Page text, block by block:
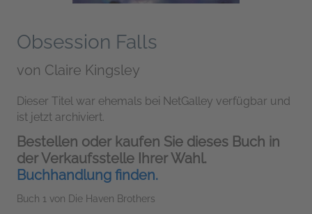
Obsession Falls
von Claire Kingsley
Dieser Titel war ehemals bei NetGalley verfügbar und
ist jetzt archiviert.
Bestellen oder kaufen Sie dieses Buch in
der Verkaufsstelle Ihrer Wahl.
Buchhandlung finden.
Buch 1 von Die Haven Brothers